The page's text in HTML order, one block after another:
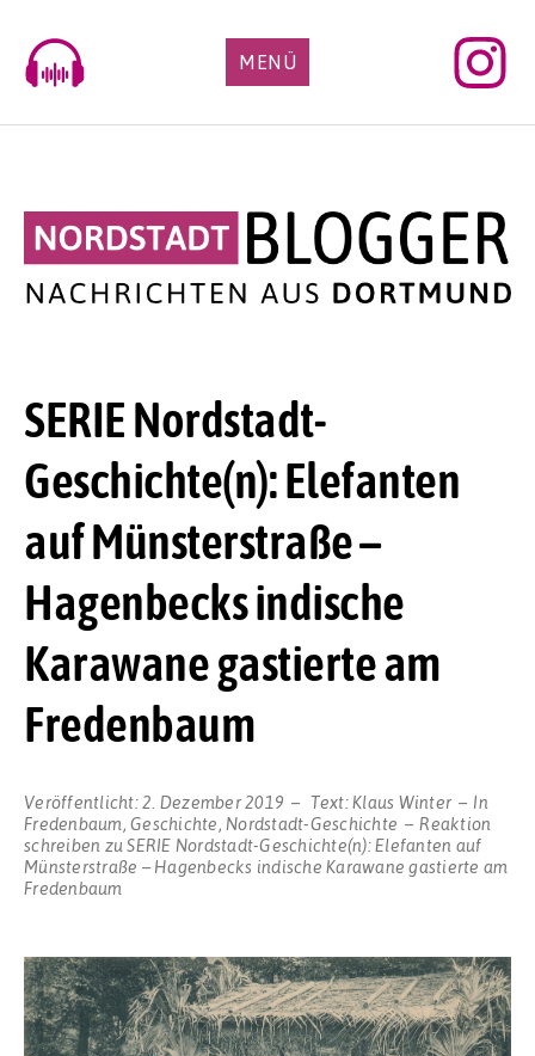
content
MENÜ
SERIE Nordstadt-
Geschichte(n): Elefanten
auf Münsterstraße –
Hagenbecks indische
Karawane gastierte am
Fredenbaum
Veröffentlicht:2. Dezember 2019 Text:Klaus Winter
In
Fredenbaum, Geschichte, Nordstadt-Geschichte
Reaktion
schreiben zu SERIE Nordstadt-Geschichte(n): Elefanten auf
Münsterstraße – Hagenbecks indische Karawane gastierte am
Fredenbaum